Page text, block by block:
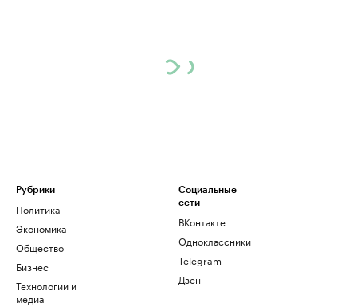
Рубрики
Политика
Экономика
Общество
Бизнес
Технологии и
медиа
Социальные
сети
ВКонтакте
Одноклассники
Telegram
Дзен